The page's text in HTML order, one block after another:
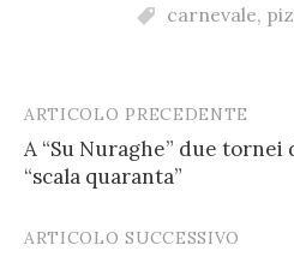
carnevale,
Post
navigation
ARTICOLO PRECEDENTE
A “Su Nuraghe” due tornei
“scala quaranta”
ARTICOLO SUCCESSIVO